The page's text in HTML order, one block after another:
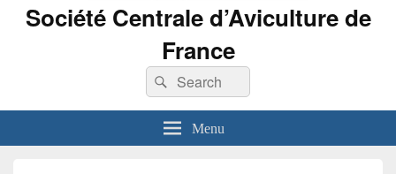
Société Centrale d’Aviculture de
France
Search
for:
Search
Menu